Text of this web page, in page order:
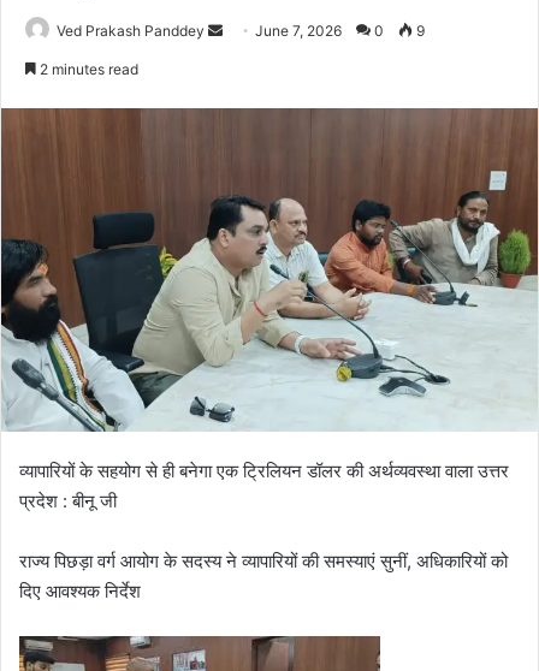
Ved Prakash Panddey June 7, 2026 0 9
2 minutes read
व्यापारियों के सहयोग से ही बनेगा एक ट्रिलियन डॉलर की अर्थव्यवस्था वाला उत्तर
प्रदेश : बीनू जी
राज्य पिछड़ा वर्ग आयोग के सदस्य ने व्यापारियों की समस्याएं सुनीं, अधिकारियों को
दिए आवश्यक निर्देश